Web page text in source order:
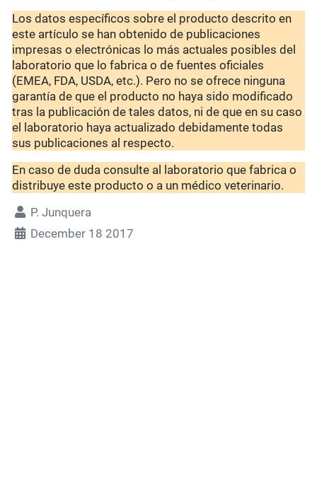
Los datos específicos sobre el producto descrito en
este artículo se han obtenido de publicaciones
impresas o electrónicas lo más actuales posibles del
laboratorio que lo fabrica o de fuentes oficiales
(EMEA, FDA, USDA, etc.). Pero no se ofrece ninguna
garantía de que el producto no haya sido modificado
tras la publicación de tales datos, ni de que en su caso
el laboratorio haya actualizado debidamente todas
sus publicaciones al respecto.
En caso de duda consulte al laboratorio que fabrica o
distribuye este producto o a un médico veterinario.
P. Junquera
December 18 2017